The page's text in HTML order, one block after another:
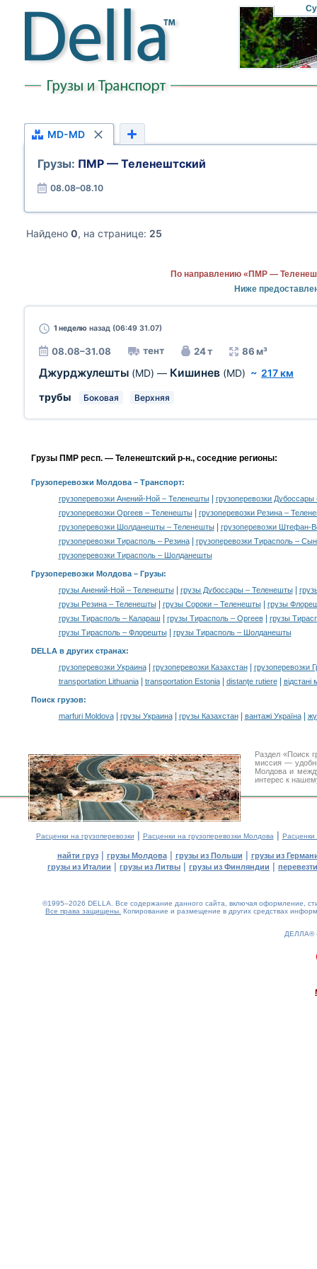
MD-MD
Грузы: ПМР — Теленештский
08.08–08.10
Найдено 0, на странице: 25
По направлению «ПМР —
Ниже
1 неделю назад (06:49 31.07)
08.08–31.08 тент 24 т 86 м³
Джурджулешты (MD) — Кишинев (MD) ~ 217 км
трубы
Боковая Верхняя
Грузы ПМР респ. — Теленештский р-н., соседние регионы:
Грузоперевозки Молдова– Транспорт:
грузоперевозки Анений-Ной – Теленешты|
грузоперевозки
грузоперевозки Оргеев – Теленешты|
грузоперевозки Резина –
грузоперевозки Шолданешты – Теленешты|
грузоперевозки Штефан-
грузоперевозки Тирасполь – Резина|
грузоперевозки Тирасполь –
грузоперевозки Тирасполь – Шолданешты
Грузоперевозки Молдова – Грузы:
грузы Анений-Ной – Теленешты| грузы Дубоссары – Теленешты|
грузы Резина – Теленешты| грузы Сороки – Теленешты|
грузы
грузы Тирасполь – Калараш
грузы Тирасполь – Оргеев|
грузы
грузы Тирасполь – Флорешты| грузы Тирасполь – Шолданешты
DELLA в других странах:
грузоперевозки Украина| грузоперевозки Казахстан|
грузоперевозки
transportation Lithuania| transportation Estonia| distanţe rutiere| відстані
Поиск грузов:
marfuri Moldova| грузы Украина| грузы Казахстан| вантажі Україна|
Раздел «Поиск
миссия —
Молдова и
интерес к
Расценки на грузоперевозки | Расценки на грузоперевозки Молдова | Расценки
найти груз| грузы Молдова| грузы из Польши | грузы из
грузы из Италии | грузы из Литвы | грузы из Финляндии |
©1995–2026 DELLA. Все содержание данного сайта, включая оформление,
Все права защищены. Копирование и размещение в других средствах